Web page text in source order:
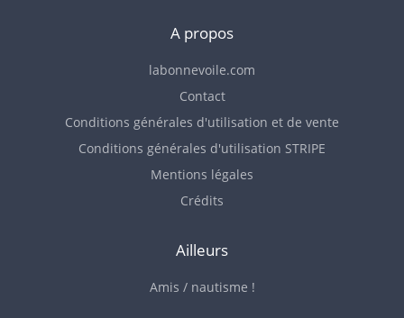
A propos
labonnevoile.com
Contact
Conditions générales d'utilisation et de vente
Conditions générales d'utilisation STRIPE
Mentions légales
Crédits
Ailleurs
Amis / nautisme !